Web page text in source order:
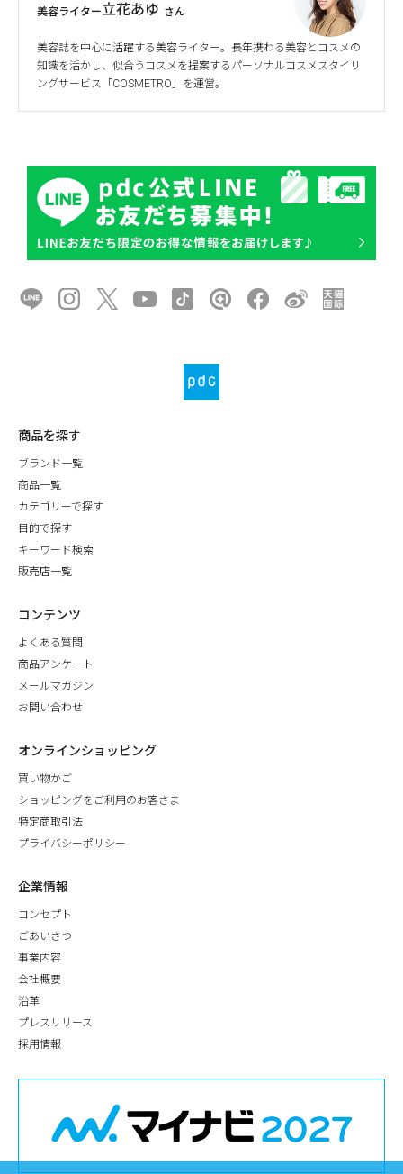
美容ライター立花あゆ さん
美容誌を中心に活躍する美容ライター。長年携わる美容とコスメの
知識を活かし、似合うコスメを提案するパーソナルコスメスタイリ
ングサービス「 COSMETRO 」を運営。
商品を探す
ブランド一覧
商品一覧
カテゴリーで探す
目的で探す
キーワード検索
販売店一覧
コンテンツ
よくある質問
商品アンケート
メールマガジン
お問い合わせ
オンラインショッピング
買い物かご
ショッピングをご利用のお客さま
特定商取引法
プライバシーポリシー
企業情報
コンセプト
ごあいさつ
事業内容
会社概要
沿革
プレスリリース
採用情報